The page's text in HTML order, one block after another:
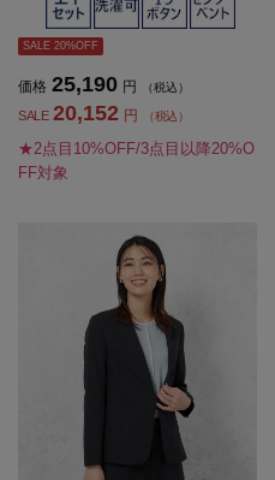
SALE 20%OFF
価格 25,190 円 （税込）
SALE 20,152 円 （税込）
★2点目10%OFF/3点目以降20%O
FF対象